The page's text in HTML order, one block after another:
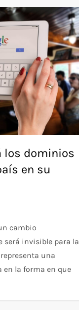
los dominios
en su
cambio
será invisible para la
una
la forma en que